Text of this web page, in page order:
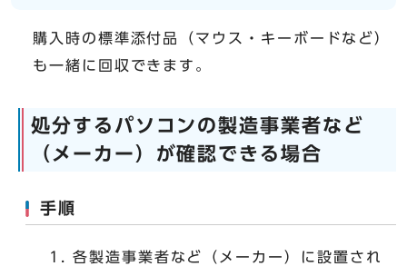
購入時の標準添付品（マウス・キーボードなど）
も一緒に回収できます。
処分するパソコンの製造事業者など
（メーカー）が確認できる場合
手順
各製造事業者など（メーカー）に設置され